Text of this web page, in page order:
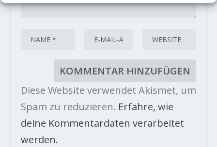
Diese Website verwendet Akismet, um
Spam zu reduzieren. Erfahre, wie
deine Kommentardaten verarbeitet
werden.